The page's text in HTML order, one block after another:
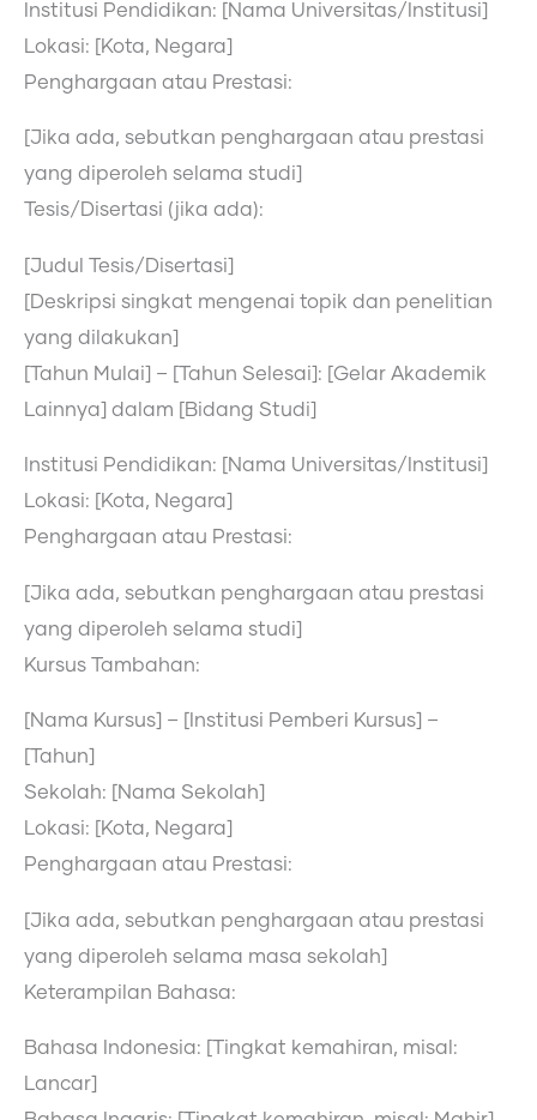
Institusi Pendidikan: [Nama Universitas/Institusi]
Lokasi: [Kota, Negara]
Penghargaan atau Prestasi:
[Jika ada, sebutkan penghargaan atau prestasi
yang diperoleh selama studi]
Tesis/Disertasi (jika ada):
[Judul Tesis/Disertasi]
[Deskripsi singkat mengenai topik dan penelitian
yang dilakukan]
[Tahun Mulai] – [Tahun Selesai]: [Gelar Akademik
Lainnya] dalam [Bidang Studi]
Institusi Pendidikan: [Nama Universitas/Institusi]
Lokasi: [Kota, Negara]
Penghargaan atau Prestasi:
[Jika ada, sebutkan penghargaan atau prestasi
yang diperoleh selama studi]
Kursus Tambahan:
[Nama Kursus] – [Institusi Pemberi Kursus] –
[Tahun]
Sekolah: [Nama Sekolah]
Lokasi: [Kota, Negara]
Penghargaan atau Prestasi:
[Jika ada, sebutkan penghargaan atau prestasi
yang diperoleh selama masa sekolah]
Keterampilan Bahasa:
Bahasa Indonesia: [Tingkat kemahiran, misal:
Lancar]